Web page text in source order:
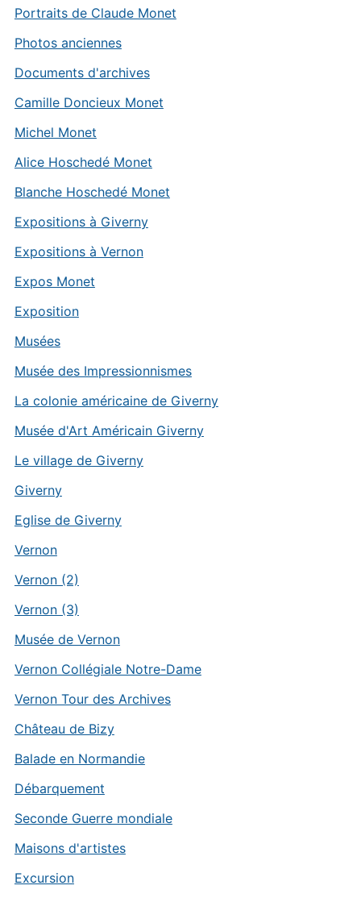
Portraits de Claude Monet
Photos anciennes
Documents d'archives
Camille Doncieux Monet
Michel Monet
Alice Hoschedé Monet
Blanche Hoschedé Monet
Expositions à Giverny
Expositions à Vernon
Expos Monet
Exposition
Musées
Musée des Impressionnismes
La colonie américaine de Giverny
Musée d'Art Américain Giverny
Le village de Giverny
Giverny
Eglise de Giverny
Vernon
Vernon (2)
Vernon (3)
Musée de Vernon
Vernon Collégiale Notre-Dame
Vernon Tour des Archives
Château de Bizy
Balade en Normandie
Débarquement
Seconde Guerre mondiale
Maisons d'artistes
Excursion